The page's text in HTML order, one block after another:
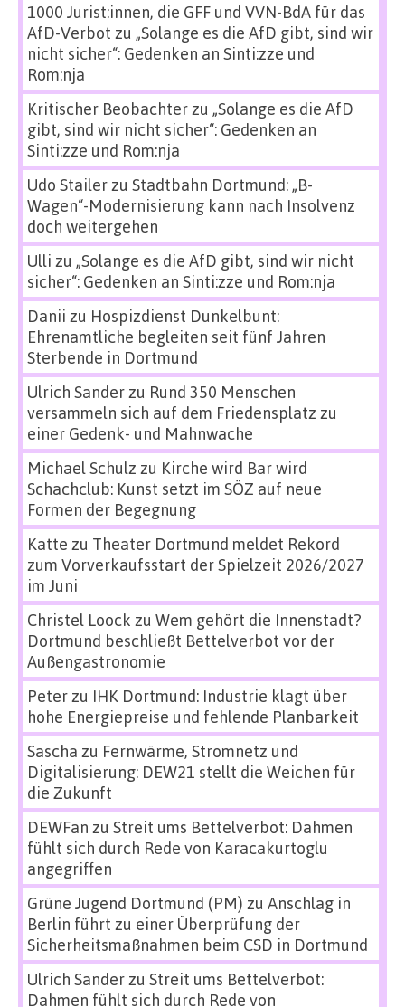
1000 Jurist:innen, die GFF und VVN-BdA für das
AfD-Verbot zu „Solange es die AfD gibt, sind wir
nicht sicher“: Gedenken an Sinti:zze und
Rom:nja
Kritischer Beobachterzu „Solange es die AfD
gibt, sind wir nicht sicher“: Gedenken an
Sinti:zze und Rom:nja
Udo Stailerzu Stadtbahn Dortmund: „B-
Wagen“-Modernisierung kann nach Insolvenz
doch weitergehen
Ulli zu „Solange es die AfD gibt, sind wir nicht
sicher“: Gedenken an Sinti:zze und Rom:nja
Danii zu Hospizdienst Dunkelbunt:
Ehrenamtliche begleiten seit fünf Jahren
Sterbende in Dortmund
Ulrich Sanderzu Rund 350 Menschen
versammeln sich auf dem Friedensplatz zu
einer Gedenk- und Mahnwache
Michael Schulz zu Kirche wird Bar wird
Schachclub: Kunst setzt im SÖZ auf neue
Formen der Begegnung
Katte zu Theater Dortmund meldet Rekord
zum Vorverkaufsstart der Spielzeit 2026/2027
im Juni
Christel Loock zu Wem gehört die Innenstadt?
Dortmund beschließt Bettelverbot vor der
Außengastronomie
Peterzu IHK Dortmund: Industrie klagt über
hohe Energiepreise und fehlende Planbarkeit
Sascha zu Fernwärme, Stromnetz und
Digitalisierung: DEW21 stellt die Weichen für
die Zukunft
DEWFan zu Streit ums Bettelverbot: Dahmen
fühlt sich durch Rede von Karacakurtoglu
angegriffen
Grüne Jugend Dortmund (PM) zu Anschlag in
Berlin führt zu einer Überprüfung der
Sicherheitsmaßnahmen beim CSD in Dortmund
Ulrich Sanderzu Streit ums Bettelverbot:
Dahmen fühlt sich durch Rede von